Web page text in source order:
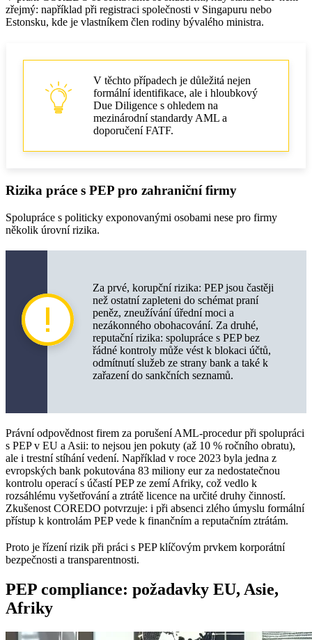
zřejmý: například při registraci společnosti v Singapuru nebo
Estonsku, kde je vlastníkem člen rodiny bývalého ministra.
V těchto případech je důležitá nejen
formální identifikace, ale i hloubkový
Due Diligence s ohledem na
mezinárodní standardy AML a
doporučení FATF.
Rizika práce s PEP pro zahraniční firmy
Spolupráce s politicky exponovanými osobami nese pro firmy
několik úrovní rizika.
Za prvé, korupční rizika: PEP jsou častěji
než ostatní zapleteni do schémat praní
peněz, zneužívání úřední moci a
nezákonného obohacování. Za druhé,
reputační rizika: spolupráce s PEP bez
řádné kontroly může vést k blokaci účtů,
odmítnutí služeb ze strany bank a také k
zařazení do sankčních seznamů.
Právní odpovědnost firem za porušení AML-procedur při spolupráci
s PEP v EU a Asii: to nejsou jen pokuty (až 10 % ročního obratu),
ale i trestní stíhání vedení. Například v roce 2023 byla jedna z
evropských bank pokutována 83 miliony eur za nedostatečnou
kontrolu operací s účastí PEP ze zemí Afriky, což vedlo k
rozsáhlému vyšetřování a ztrátě licence na určité druhy činností.
Zkušenost COREDO potvrzuje: i při absenci zlého úmyslu formální
přístup k kontrolám PEP vede k finančním a reputačním ztrátám.
Proto je řízení rizik při práci s PEP klíčovým prvkem korporátní
bezpečnosti a transparentnosti.
PEP compliance: požadavky EU, Asie,
Afriky